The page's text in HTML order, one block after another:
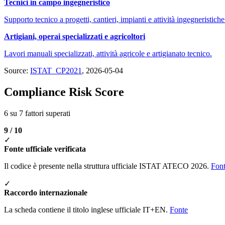
Tecnici in campo ingegneristico
Supporto tecnico a progetti, cantieri, impianti e attività
Artigiani, operai specializzati e agricoltori
Lavori manuali specializzati, attività agricole e artigianato tecnico.
Source: ISTAT_CP2021 , 2026-05-04
Compliance Risk Score
6 su 7 fattori superati
9 / 10
✓
Fonte ufficiale verificata
Il codice è presente nella struttura ufficiale ISTAT ATECO 2026.
✓
Raccordo internazionale
La scheda contiene il titolo inglese ufficiale IT+EN. Fonte